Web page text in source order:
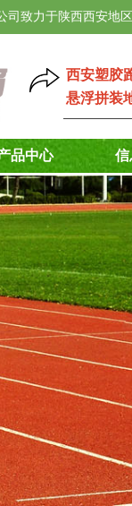
西安塑胶
悬浮拼装
司致力于陕西西安地
品中心 信